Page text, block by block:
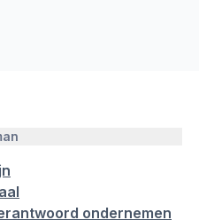
ondernemen